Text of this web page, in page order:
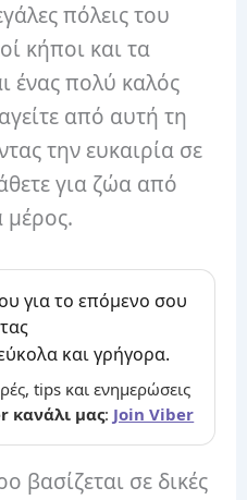
πόλεις του
κήποι και τα
ένας πολύ καλός
από αυτή τη
την ευκαιρία σε
για ζώα από
μέρος.
για το επόμενο σου
και γρήγορα.
tips και ενημερώσεις
κανάλι μας: Join Viber
βασίζεται σε δικές